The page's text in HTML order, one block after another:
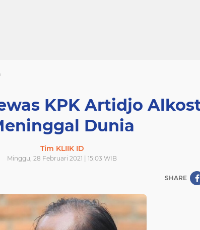
KPK Artidjo
Dunia
Tim KLIIK ID
Minggu, 28 Februari 2021 | 15:03 WIB
SHARE